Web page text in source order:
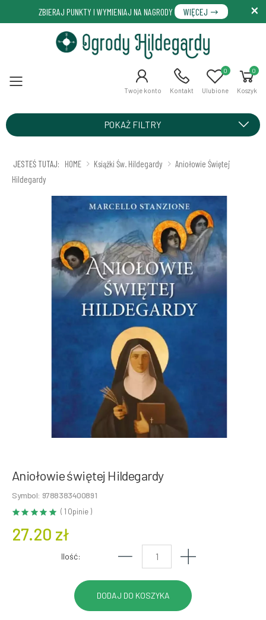
ZBIERAJ PUNKTY I WYMIENIAJ NA NAGRODY WIĘCEJ
Menu Twoje konto Kontakt Ulubione
0 0
Koszyk
POKAŻ FILTRY
JESTEŚ TUTAJ: HOME Książki Św. Hildegardy
Aniołowie Świętej
Hildegardy
Aniołowie świętej Hildegardy
Symbol: 9788383400891
( 1 Opinie )
27.20 zł
Ilość: